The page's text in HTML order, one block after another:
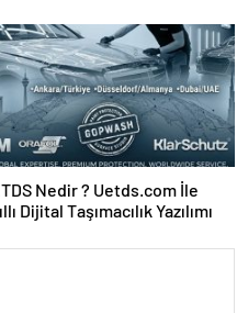
Nedir ? Uetds.com İle
Dijital Taşımacılık Yazılımı